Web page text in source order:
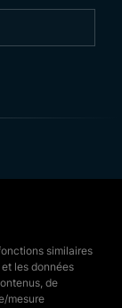
Ils sont
du
et
similaires
les données
de
mesure